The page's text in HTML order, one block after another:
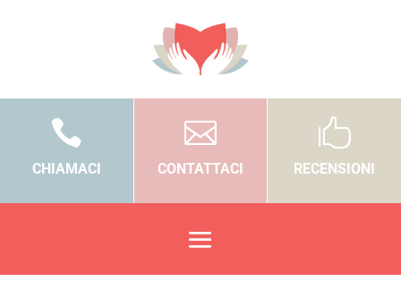

CHIAMACI

CONTATTACI

RECENSIONI